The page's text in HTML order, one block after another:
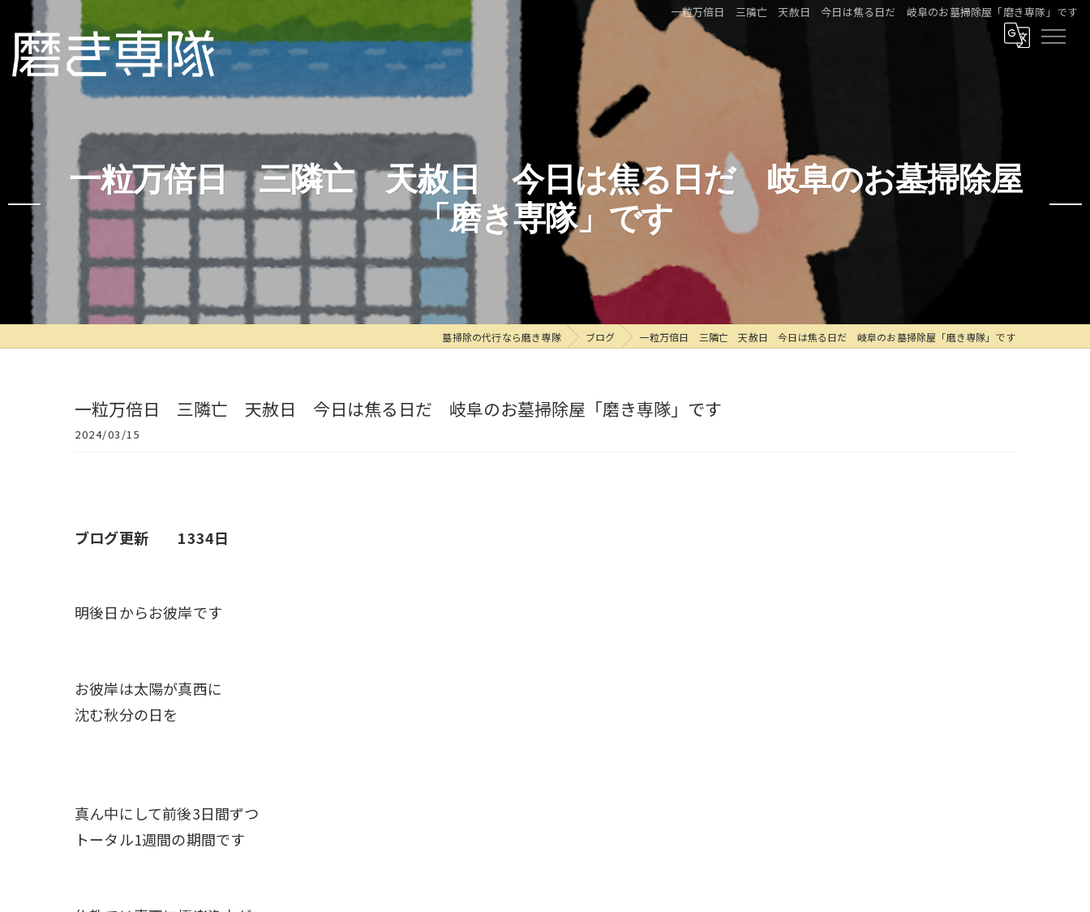
一粒万倍日 三隣亡 天赦日 今日は焦る日だ 岐阜のお墓掃除屋「磨き専隊」です
一粒万倍日 三隣亡 天赦日 今日は焦る日だ 岐阜のお墓掃除屋
「磨き専隊」です
墓掃除の代行なら磨き専隊 ブログ 一粒万倍日 三隣亡 天赦日 今日は焦る日だ 岐阜のお墓掃除屋「磨き専隊」です
一粒万倍日 三隣亡 天赦日 今日は焦る日だ 岐阜のお墓掃除屋「磨き専隊」です
2024/03/15
ブログ更新 1334日
明後日からお彼岸です
お彼岸は太陽が真西に
沈む秋分の日を
真ん中にして前後3日間ずつ
トータル1週間の期間です